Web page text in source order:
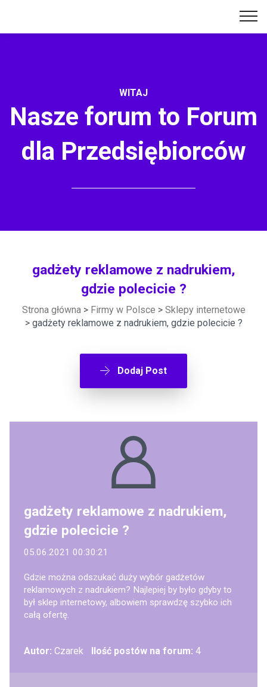
WITAJ
Nasze forum to Forum
dla Przedsiębiorców
gadżety reklamowe z nadrukiem,
gdzie polecicie ?
Strona główna> Firmy w Polsce > Sklepy internetowe
> gadżety reklamowe z nadrukiem, gdzie polecicie ?
Dodaj Post
gadżety reklamowe z nadrukiem,
gdzie polecicie ?
05.06.2021 00:30:21
Gdzie można odszukać duży wybór gadżetów
reklamowych z nadrukiem? Najlepiej by było gdyby to
był sklep internetowy, albowiem sprawdzę szybko ich
całą ofertę.
Autor: Czarek Ilość postów na forum: 4